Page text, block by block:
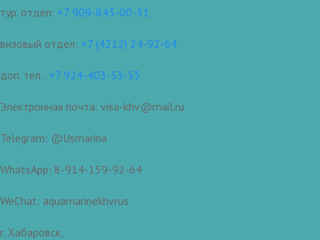
тур. отдел: +7 909-843-00-31
визовый отдел: +7 (4212) 24-92-64
доп. тел.: +7 924-403-53-55
Электронная почта: visa-khv@mail.ru
Telegram: @Usmarina
WhatsApp: 8-914-159-92-64
WeChat: aquamarinekhvrus
г. Хабаровск,